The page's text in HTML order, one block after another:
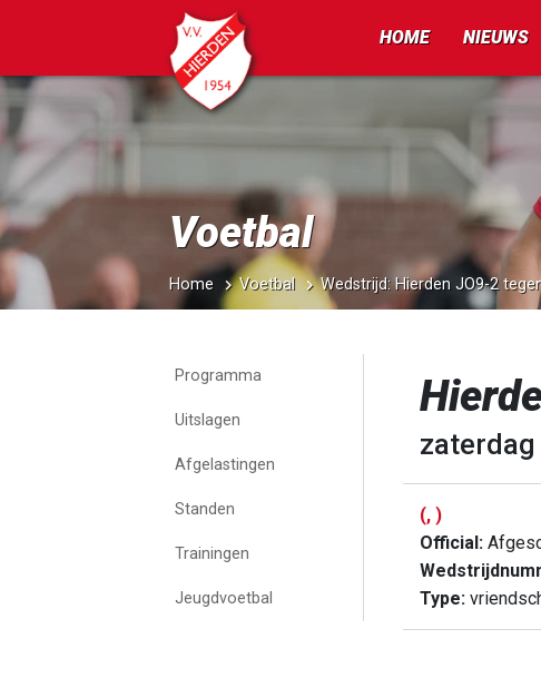
HOME NIEUWS
Voetbal
Home Voetbal Wedstrijd: Hierden JO9-2
Programma
Uitslagen
Afgelastingen
Standen
Trainingen
Jeugdvoetbal
(, )
Official:
Type: